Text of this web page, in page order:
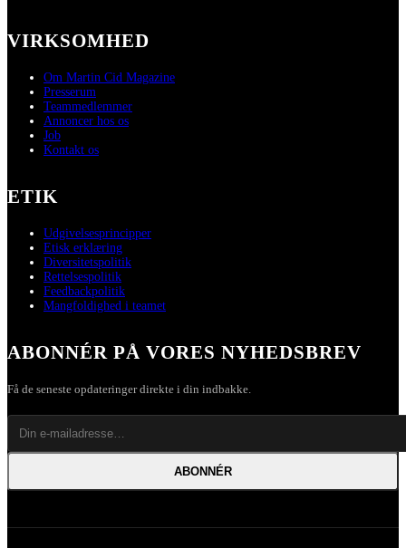
VIRKSOMHED
Om Martin Cid Magazine
Presserum
Teammedlemmer
Annoncer hos os
Job
Kontakt os
ETIK
Udgivelsesprincipper
Etisk erklæring
Diversitetspolitik
Rettelsespolitik
Feedbackpolitik
Mangfoldighed i teamet
ABONNÉR PÅ VORES NYHEDSBREV
Få de seneste opdateringer direkte i din indbakke.
ABONNÉR